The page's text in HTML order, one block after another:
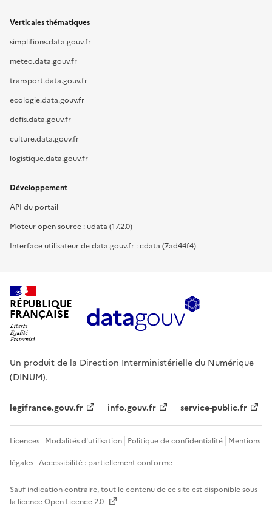
Verticales thématiques
simplifions.data.gouv.fr
meteo.data.gouv.fr
transport.data.gouv.fr
ecologie.data.gouv.fr
defis.data.gouv.fr
culture.data.gouv.fr
logistique.data.gouv.fr
Développement
API du portail
Moteur open source : udata (17.2.0)
Interface utilisateur de data.gouv.fr : cdata (7ad44f4)
RÉPUBLIQUE
FRANÇAISE
Un produit de la Direction Interministérielle du Numérique
(DINUM).
legifrance.gouv.fr info.gouv.fr service-public.fr
Licences Modalités d'utilisation Politique de confidentialité Mentions
légales Accessibilité : partiellement conforme
Sauf indication contraire, tout le contenu de ce site est disponible sous
la licenceOpen Licence 2.0